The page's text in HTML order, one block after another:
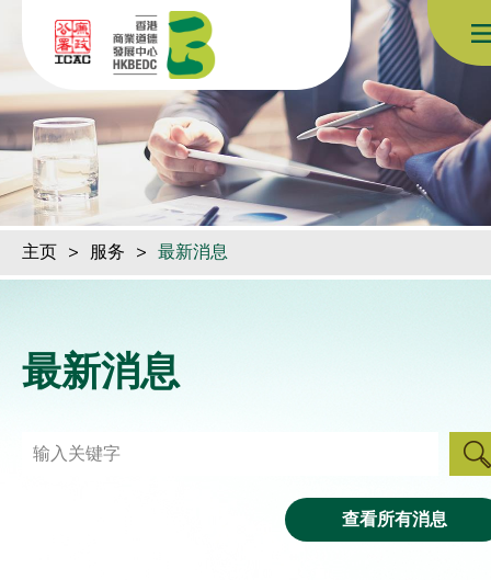
跳到内容（按回车键）
主页 > 服务 > 最新消息
最新消息
查看所有消息